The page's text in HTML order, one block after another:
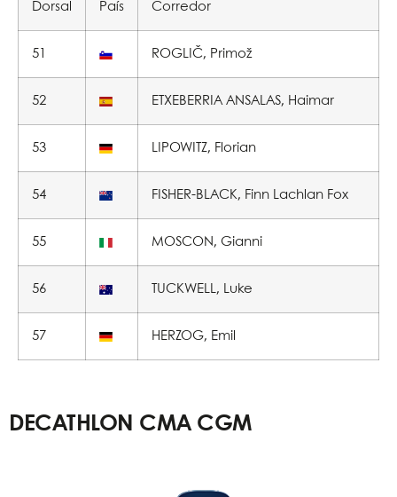
Dorsal País Corredor
51 ROGLIČ, Primož
52 ETXEBERRIA ANSALAS, Haimar
53 LIPOWITZ, Florian
54 FISHER-BLACK, Finn Lachlan Fox
55 MOSCON, Gianni
56 TUCKWELL, Luke
57 HERZOG, Emil
DECATHLON CMA CGM